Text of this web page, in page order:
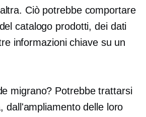
Ciò potrebbe comportare
catalogo prodotti, dei dati
informazioni chiave su un
migrano? Potrebbe trattarsi
dall'ampliamento delle loro